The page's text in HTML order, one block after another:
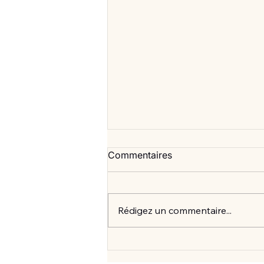
Commentaires
Rédigez un commentaire...